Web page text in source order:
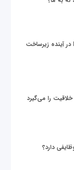
زیر پوست دنیای داده؛ نقش سرور HP در آینده زیرساخت
را می‌گیرد
دارد؟